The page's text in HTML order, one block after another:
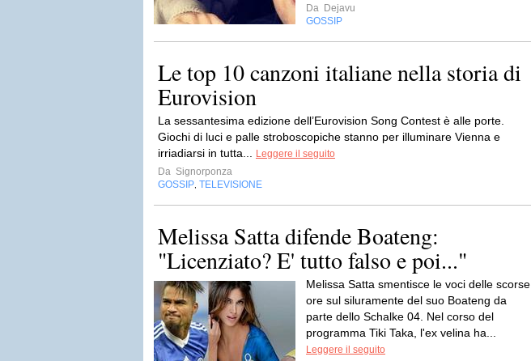
Da Dejavu
GOSSIP
Le top 10 canzoni italiane nella storia di
Eurovision
La sessantesima edizione dell’Eurovision Song Contest è alle porte.
Giochi di luci e palle stroboscopiche stanno per illuminare Vienna e
irriadiarsi in tutta...
Leggere il seguito
Da Signorponza
GOSSIP TELEVISIONE
Melissa Satta difende Boateng:
"Licenziato? E' tutto falso e poi..."
Melissa Satta smentisce le voci delle scorse
ore sul siluramente del suo Boateng da
parte dello Schalke 04. Nel corso del
programma Tiki Taka, l'ex velina ha...
Leggere il seguito